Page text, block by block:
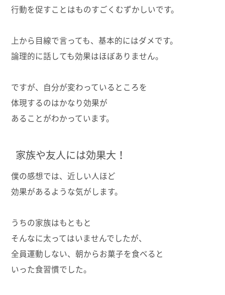
行動を促すことはものすごくむずかしいです。
上から目線で言っても、基本的にはダメです。
論理的に話しても効果はほぼありません。
ですが、自分が変わっているところを
体現するのはかなり効果が
あることがわかっています。
家族や友人には効果大！
僕の感想では、近しい人ほど
効果があるような気がします。
うちの家族はもともと
そんなに太ってはいませんでしたが、
全員運動しない、朝からお菓子を食べると
いった食習慣でした。